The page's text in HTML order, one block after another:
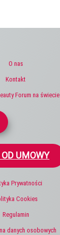
O nas
Kontakt
Forum na świecie
UMOWY
Prywatności
Cookies
Regulamin
danych osobowych